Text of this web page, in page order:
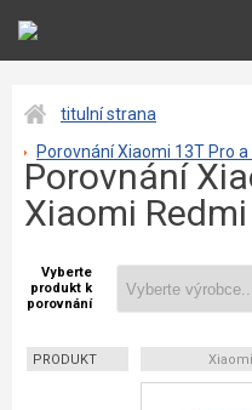
titulní strana
Porovnání Xiaomi 13T Pro
Porovnání
Xiaomi
Vyberte
produkt k
porovnání
PRODUKT